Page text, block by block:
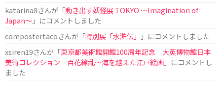
katarina8さんが「動き出す妖怪展 TOKYO 〜Imagination of
Japan〜」にコメントしました
compostertacoさんが「特別展「水滸伝」
」にコメントしました
xsiren19さんが「東京都美術館開館100周年記念 大英博物館日本
美術コレクション 百花繚乱～海を越えた江戸絵画」にコメントし
ました